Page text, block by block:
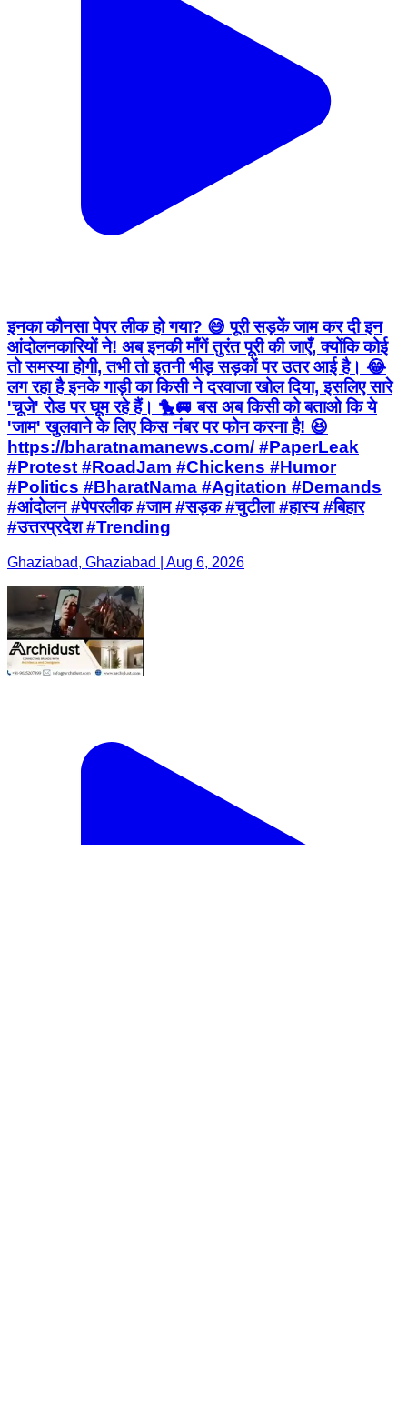
इनका कौनसा पेपर लीक हो गया? 😅 पूरी सड़कें जाम कर दी इन
आंदोलनकारियों ने! अब इनकी माँगें तुरंत पूरी की जाएँ, क्योंकि कोई
तो समस्या होगी, तभी तो इतनी भीड़ सड़कों पर उतर आई है। 😂
लग रहा है इनके गाड़ी का किसी ने दरवाजा खोल दिया, इसलिए सारे
'चूजे' रोड पर घूम रहे हैं। 🐤🚐 बस अब किसी को बताओ कि ये
'जाम' खुलवाने के लिए किस नंबर पर फोन करना है! 😆
https://bharatnamanews.com/ #PaperLeak
#Protest #RoadJam #Chickens #Humor
#Politics #BharatNama #Agitation #Demands
#आंदोलन #पेपरलीक #जाम #सड़क #चुटीला #हास्य #बिहार
#उत्तरप्रदेश #Trending
Ghaziabad, Ghaziabad | Aug 6, 2026